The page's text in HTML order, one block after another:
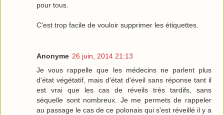
pour tous.
C'est trop facile de vouloir supprimer les étiquettes.
Anonyme 26 juin, 2014 21:13
Je vous rappelle que les médecins ne parlent plus
d'état végétatif, mais d'état d'éveil sans réponse tant il
est vrai que les cas de réveils très tardifs, sans
séquelle sont nombreux. Je me permets de rappeler
au passage le cas de ce polonais qui s'est réveillé il y a